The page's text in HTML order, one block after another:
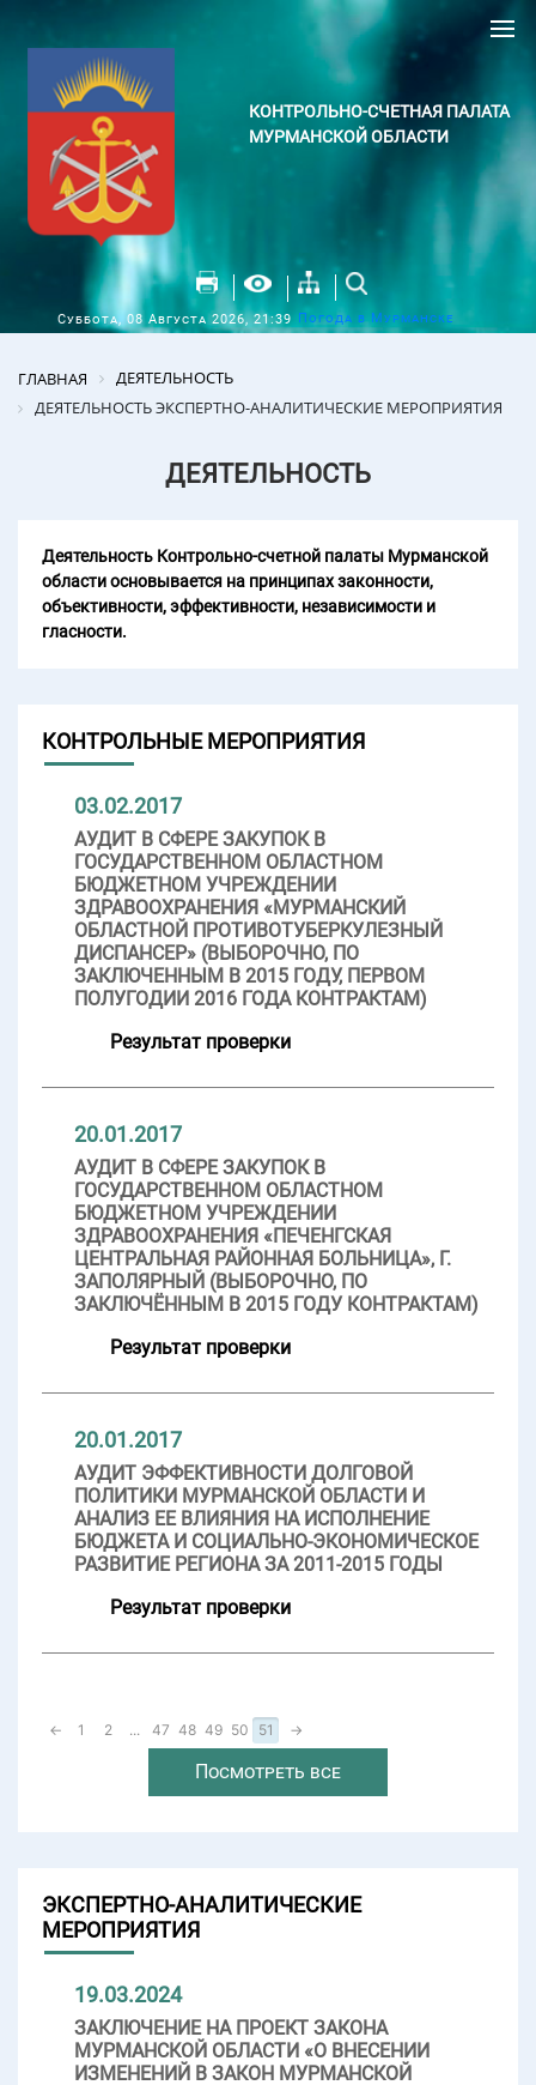
КОНТРОЛЬНО-СЧЕТНАЯ ПАЛАТА
МУРМАНСКОЙ ОБЛАСТИ
Суббота, 08 Августа 2026, 21:39 Погода в Мурманске
ГЛАВНАЯ
ДЕЯТЕЛЬНОСТЬ
ДЕЯТЕЛЬНОСТЬ ЭКСПЕРТНО-АНАЛИТИЧЕСКИЕ МЕРОПРИЯТИЯ
ДЕЯТЕЛЬНОСТЬ
Деятельность Контрольно-счетной палаты Мурманской
области основывается на принципах законности,
объективности, эффективности, независимости и
гласности.
КОНТРОЛЬНЫЕ МЕРОПРИЯТИЯ
03.02.2017
АУДИТ В СФЕРЕ ЗАКУПОК В
ГОСУДАРСТВЕННОМ ОБЛАСТНОМ
БЮДЖЕТНОМ УЧРЕЖДЕНИИ
ЗДРАВООХРАНЕНИЯ «МУРМАНСКИЙ
ОБЛАСТНОЙ ПРОТИВОТУБЕРКУЛЕЗНЫЙ
ДИСПАНСЕР» (ВЫБОРОЧНО, ПО
ЗАКЛЮЧЕННЫМ В 2015 ГОДУ, ПЕРВОМ
ПОЛУГОДИИ 2016 ГОДА КОНТРАКТАМ)
Результат проверки
20.01.2017
АУДИТ В СФЕРЕ ЗАКУПОК В
ГОСУДАРСТВЕННОМ ОБЛАСТНОМ
БЮДЖЕТНОМ УЧРЕЖДЕНИИ
ЗДРАВООХРАНЕНИЯ «ПЕЧЕНГСКАЯ
ЦЕНТРАЛЬНАЯ РАЙОННАЯ БОЛЬНИЦА», Г.
ЗАПОЛЯРНЫЙ (ВЫБОРОЧНО, ПО
ЗАКЛЮЧЁННЫМ В 2015 ГОДУ КОНТРАКТАМ)
Результат проверки
20.01.2017
АУДИТ ЭФФЕКТИВНОСТИ ДОЛГОВОЙ
ПОЛИТИКИ МУРМАНСКОЙ ОБЛАСТИ И
АНАЛИЗ ЕЕ ВЛИЯНИЯ НА ИСПОЛНЕНИЕ
БЮДЖЕТА И СОЦИАЛЬНО-ЭКОНОМИЧЕСКОЕ
РАЗВИТИЕ РЕГИОНА ЗА 2011-2015 ГОДЫ
Результат проверки
← 1 2 ... 47 48 49 50 51 →
Посмотреть все
ЭКСПЕРТНО-АНАЛИТИЧЕСКИЕ
МЕРОПРИЯТИЯ
19.03.2024
ЗАКЛЮЧЕНИЕ НА ПРОЕКТ ЗАКОНА
МУРМАНСКОЙ ОБЛАСТИ «О ВНЕСЕНИИ
ИЗМЕНЕНИЙ В ЗАКОН МУРМАНСКОЙ